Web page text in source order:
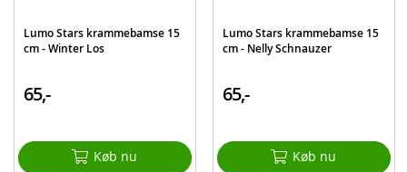
Lumo Stars krammebamse 15
cm - Winter Los
65,-
Køb nu
Lumo Stars krammebamse 15
cm - Nelly Schnauzer
65,-
Køb nu